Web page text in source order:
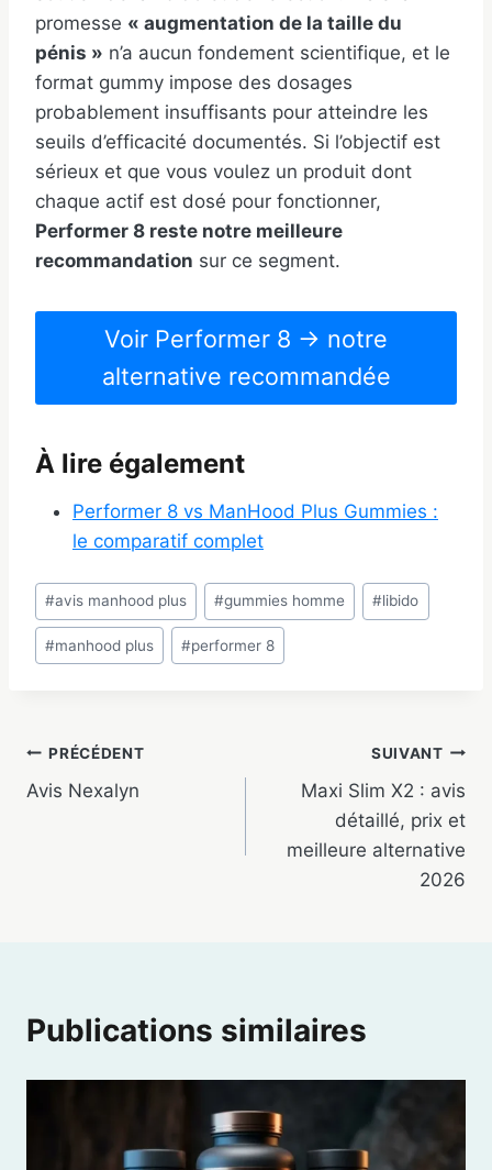
promesse « augmentation de la taille du
pénis » n’a aucun fondement scientifique, et le
format gummy impose des dosages
probablement insuffisants pour atteindre les
seuils d’efficacité documentés. Si l’objectif est
sérieux et que vous voulez un produit dont
chaque actif est dosé pour fonctionner,
Performer 8 reste notre meilleure
recommandation sur ce segment.
Voir Performer 8 → notre
alternative recommandée
À lire également
Performer 8 vs ManHood Plus Gummies :
le comparatif complet
Étiquettes
de
la
#avis manhood plus #gummies homme #libido
#manhood plus #performer 8
Navigation
de
PRÉCÉDENT
Avis Nexalyn
SUIVANT
Maxi Slim X2 : avis
détaillé, prix et
meilleure alternative
2026
Publications similaires